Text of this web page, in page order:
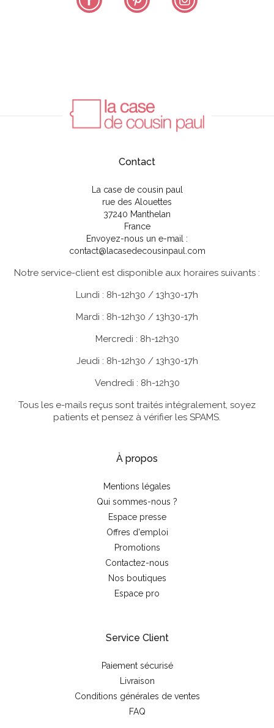
Contact
La case de cousin paul
rue des Alouettes
37240 Manthelan
France
Envoyez-nous un e-mail :
contact@lacasedecousinpaul.com
Notre service-client est disponible aux horaires suivants :
Lundi : 8h-12h30 / 13h30-17h
Mardi : 8h-12h30 / 13h30-17h
Mercredi : 8h-12h30
Jeudi : 8h-12h30 / 13h30-17h
Vendredi : 8h-12h30
Tous les e-mails reçus sont traités intégralement, soyez
patients et pensez à vérifier les SPAMS.
À propos
Mentions légales
Qui sommes-nous ?
Espace presse
Offres d'emploi
Promotions
Contactez-nous
Nos boutiques
Espace pro
Service Client
Paiement sécurisé
Livraison
Conditions générales de ventes
FAQ